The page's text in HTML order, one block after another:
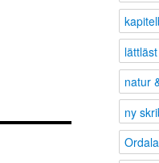
lättläst
natur
ny